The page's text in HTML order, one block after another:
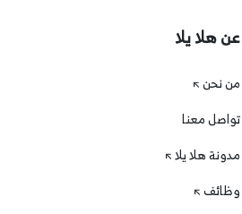
عن هلا يلا
من نحن
تواصل معنا
مدونة هلا يلا
وظائف